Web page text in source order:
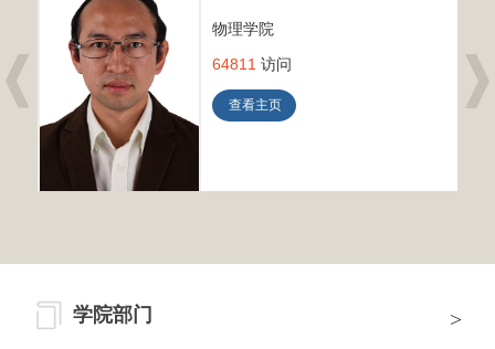
物理学院
64811 访问
查看主页
学院部门 >